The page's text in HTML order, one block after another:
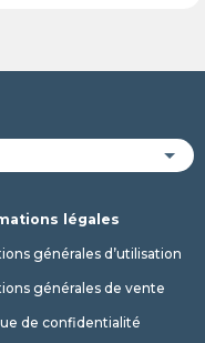
légales
générales d’utilisation
générales de vente
de confidentialité